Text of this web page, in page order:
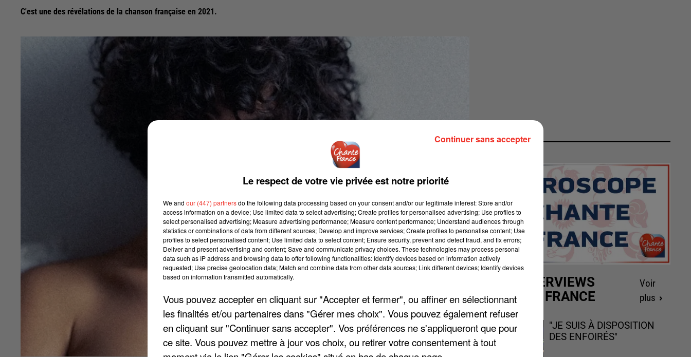
C'est une des révélations de la chanson française en 2021.
LES INTERVIEWS
CHANTE FRANCE
Voir
plus
"JE SUIS À DISPOSITION
DES ENFOIRÉS"
Le respect de votre vie privée est notre priorité
We and our (447) partnersdo the following data processing based on your consent and/or our legitimate interest: Store and/or
access information on a device; Use limited data to select advertising; Create profiles for personalised advertising; Use profiles to
select personalised advertising; Measure advertising performance; Measure content performance; Understand audiences through
statistics or combinations of data from different sources; Develop and improve services; Create profiles to personalise content; Use
profiles to select personalised content; Use limited data to select content; Ensure security, prevent and detect fraud, and fix errors;
Deliver and present advertising and content; Save and communicate privacy choices. These technologies may process personal
data such as IP address and browsing data to offer following functionalities: Identify devices based on information actively
requested; Use precise geolocation data; Match and combine data from other data sources; Link different devices; Identify devices
based on information transmitted automatically.
Vous pouvez accepter en cliquant sur "Accepter et fermer", ou affiner en sélectionnant
les finalités et/ou partenaires dans "Gérer mes choix". Vous pouvez également refuser
en cliquant sur "Continuer sans accepter". Vos préférences ne s'appliqueront que pour
ce site. Vous pouvez mettre à jour vos choix, ou retirer votre consentement à tout
Continuer sans accepter